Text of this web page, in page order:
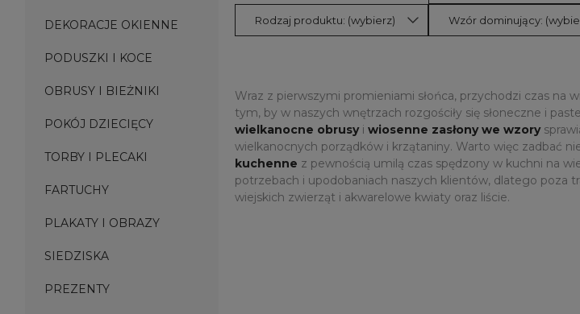
DEKORACJE OKIENNE
PODUSZKI I KOCE
OBRUSY I BIEŻNIKI
POKÓJ DZIECIĘCY
TORBY I PLECAKI
FARTUCHY
PLAKATY I OBRAZY
SIEDZISKA
PREZENTY
Rodzaj produktu: (wybierz) Wzór dominujący:
Wraz z pierwszymi promieniami słońca, przychodzi czas
tym, by w naszych wnętrzach rozgościły się słoneczne i
wielkanocne obrusy i wiosenne zasłony we wzory
wielkanocnych porządków i krzątaniny. Warto więc zadbać
kuchenne z pewnością umilą czas spędzony w kuchni na
potrzebach i upodobaniach naszych klientów, dlatego poza
wiejskich zwierząt i akwarelowe kwiaty oraz liście.